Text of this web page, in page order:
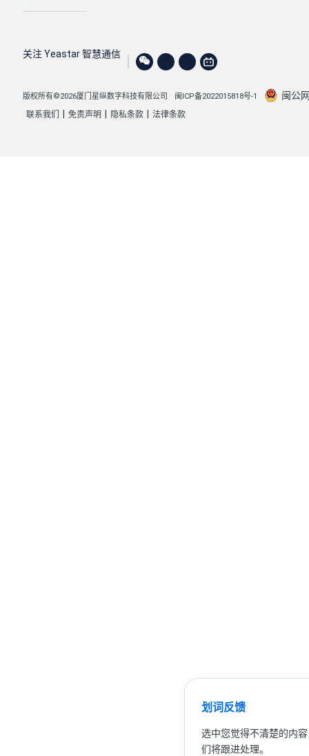
划词反馈
选中您觉得不清楚的内
们将跟进处理。
关注 Yeastar 智慧通信
版权所有©2026厦门星纵数字科技有限公司 闽ICP备2022015818号-1 闽公
联系我们 免责声明 隐私条款 法律条款